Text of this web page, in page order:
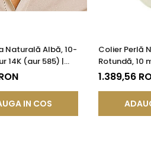
Naturală Albă, 10-
14K (aur 585) |
IN COS
Colier Perlă
Rotundă, 10
(aur 585) |
1.389,56